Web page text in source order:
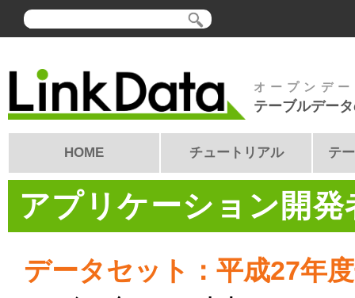
オープンデ
テーブルデー
HOME チュートリアル テ
アプリケーション開
データセット：平成27年